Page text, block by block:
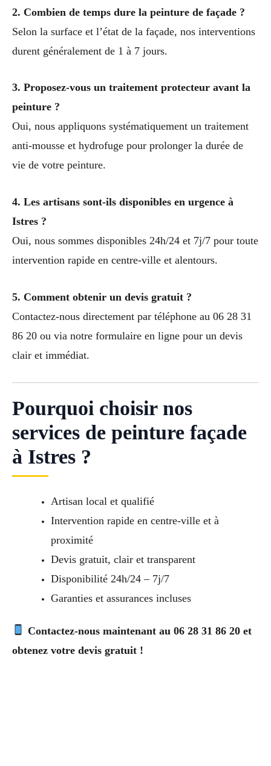
2. Combien de temps dure la peinture de façade ?
Selon la surface et l’état de la façade, nos interventions
durent généralement de 1 à 7 jours.
3. Proposez-vous un traitement protecteur avant la
peinture ?
Oui, nous appliquons systématiquement un traitement
anti-mousse et hydrofuge pour prolonger la durée de
vie de votre peinture.
4. Les artisans sont-ils disponibles en urgence à
Istres ?
Oui, nous sommes disponibles 24h/24 et 7j/7 pour toute
intervention rapide en centre-ville et alentours.
5. Comment obtenir un devis gratuit ?
Contactez-nous directement par téléphone au 06 28 31
86 20 ou via notre formulaire en ligne pour un devis
clair et immédiat.
Pourquoi choisir nos
services de peinture façade
à Istres ?
Artisan local et qualifié
Intervention rapide en centre-ville et à
proximité
Devis gratuit, clair et transparent
Disponibilité 24h/24 – 7j/7
Garanties et assurances incluses
Contactez-nous maintenant au 06 28 31 86 20 et
obtenez votre devis gratuit !